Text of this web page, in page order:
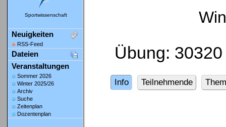
Sportwissenschaft
Neuigkeiten
RSS-Feed
Dateien
Veranstaltungen
Sommer 2026
Winter 2025/26
Archiv
Suche
Zeitenplan
Dozentenplan
Übung:
Info Teilnehmende